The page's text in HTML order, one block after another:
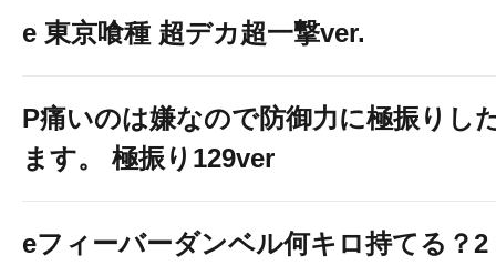
e 東京喰種 超デカ超一撃ver.
P痛いのは嫌なので防御力に極振りし
ます。 極振り129ver
eフィーバーダンベル何キロ持てる？2